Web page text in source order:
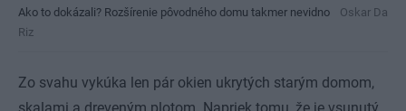
Ako to dokázali? Rozšírenie pôvodného domu takmer nevidno
Oskar Da
Riz
Zo svahu vykúka len pár okien ukrytých starým domom,
skalami a dreveným plotom. Napriek tomu, že je vsunutý